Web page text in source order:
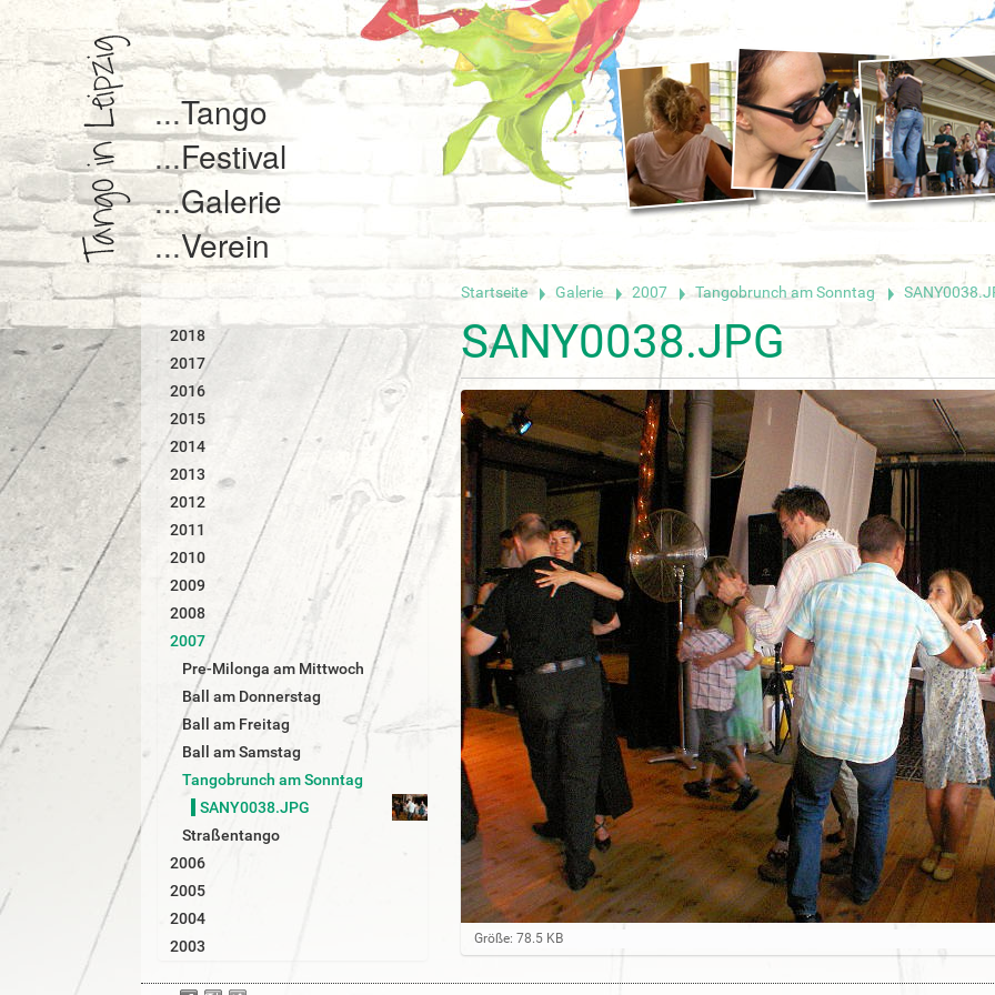
Tango
Festival
Galerie
Verein
S
e
s
i
n
d
h
e
Startseite Galerie 2007 Tangobrunch am Sonntag
SANY0038.JPG
Z
e
Größe: 78.5 KB
2018
2017
2016
2015
2014
2013
2012
2011
2010
2009
2008
2007
Pre-Milonga am Mittwoch
Ball am Donnerstag
Ball am Freitag
Ball am Samstag
Tangobrunch am Sonntag
SANY0038.JPG
Straßentango
2006
2005
2004
2003